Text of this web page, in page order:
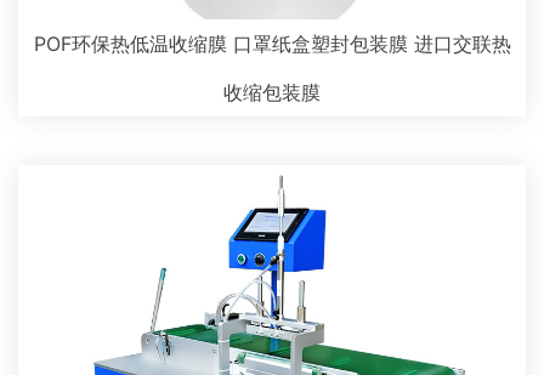
POF环保热低温收缩膜 口罩纸盒塑封包装膜 进口交联热
收缩包装膜